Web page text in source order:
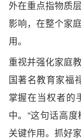
外在重点指物质
影响，在整个家
用。
重视并强化家庭
国著名教育家福
掌握在当权者的
中。”这句话高
关键作用。抓好